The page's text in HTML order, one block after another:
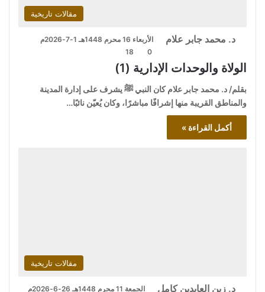
مقالات تاريخية
د. محمد جابر علام
الأربعاء 16 محرم 1448هـ 1-7-2026م
0
18
الولاة والوحدات الإدارية (1)
بقلم/ د. محمد جابر علام كان النبي ﷺ يشرف على إدارة المدينة
والمناطق القريبة منها إشرافًا مباشرًا، وكان يُعيّن نائبًا…
أكمل القراءة »
مقالات تاريخية
د. زين العابدين كامل
الجمعة 11 محرم 1448هـ 26-6-2026م